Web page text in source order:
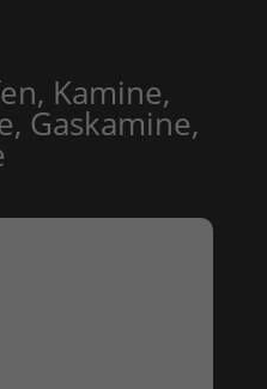
Kamine,
Gaskamine,